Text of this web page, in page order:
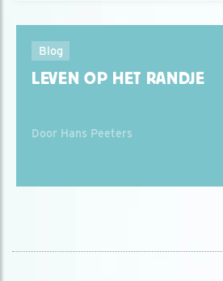
Blog
LEVEN OP HET RANDJE
Door Hans Peeters